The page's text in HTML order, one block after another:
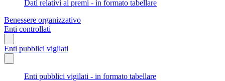
Dati relativi ai premi - in formato tabellare
Benessere organizzativo
Enti controllati
Enti pubblici vigilati
Enti pubblici vigilati - in formato tabellare